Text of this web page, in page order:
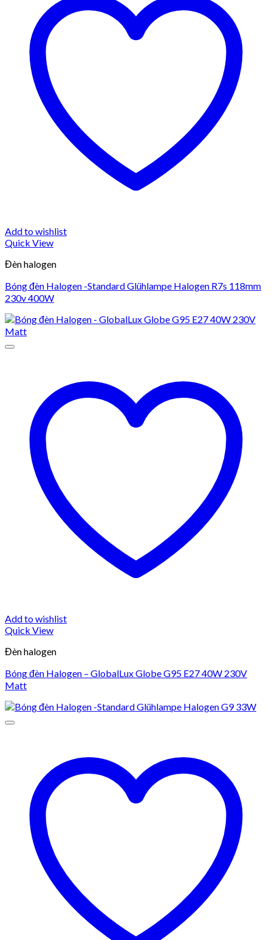
Add to wishlist
Quick View
Đèn halogen
Bóng đèn Halogen -Standard Glühlampe Halogen R7s 118mm
230v 400W
Add to wishlist
Quick View
Đèn halogen
Bóng đèn Halogen – GlobalLux Globe G95 E27 40W 230V
Matt